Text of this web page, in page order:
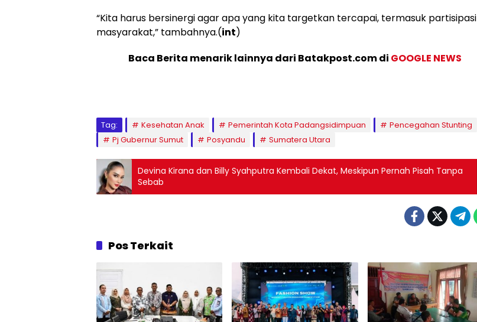
“Kita harus bersinergi agar apa yang kita targetkan tercapai, termasuk partisipasi
masyarakat,” tambahnya.(int)
Baca Berita menarik lainnya dari Batakpost.com di GOOGLE NEWS
Tag: Kesehatan Anak Pemerintah Kota Padangsidimpuan
Pencegahan Stunting
Pj Gubernur Sumut
Posyandu Sumatera Utara
Devina Kirana dan Billy Syahputra Kembali Dekat, Meskipun Pernah Pisah Tanpa
Sebab
Pos Terkait